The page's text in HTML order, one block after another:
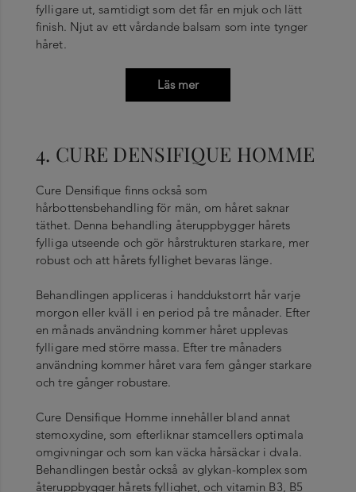
fylligare ut, samtidigt som det får en mjuk och lätt
finish. Njut av ett vårdande balsam som inte tynger
håret.
Läs mer
4. CURE DENSIFIQUE HOMME
Cure Densifique finns också som
hårbottensbehandling för män, om håret saknar
täthet. Denna behandling återuppbygger hårets
fylliga utseende och gör hårstrukturen starkare, mer
robust och att hårets fyllighet bevaras länge.
Behandlingen appliceras i handdukstorrt hår varje
morgon eller kväll i en period på tre månader. Efter
en månads användning kommer håret upplevas
fylligare med större massa. Efter tre månaders
användning kommer håret vara fem gånger starkare
och tre gånger robustare.
Cure Densifique Homme innehåller bland annat
stemoxydine, som efterliknar stamcellers optimala
omgivningar och som kan väcka hårsäckar i dvala.
Behandlingen består också av glykan-komplex som
återuppbygger hårets fyllighet, och vitamin B3, B5